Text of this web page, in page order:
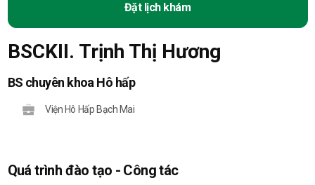
Đặt lịch khám
BSCKII. Trịnh Thị Hương
BS chuyên khoa Hô hấp
Viện Hô Hấp Bạch Mai
Quá trình đào tạo - Công tác